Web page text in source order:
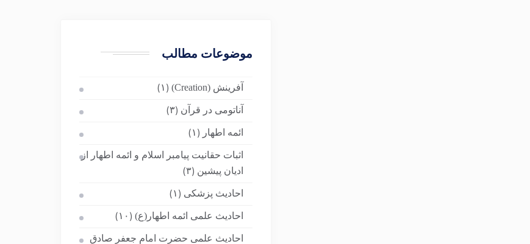
موضوعات مطالب
آفرینش (Creation) (۱)
آناتومی در قرآن (۳)
ائمه اطهار (۱)
اثبات حقانیت پیامبر اسلام و ائمه اطهار از
ادیان پیشین (۳)
احادیث پزشکی (۱)
احادیث علمی ائمه اطهار(ع) (۱۰)
احادیث علمی حضرت امام جعفر صادق